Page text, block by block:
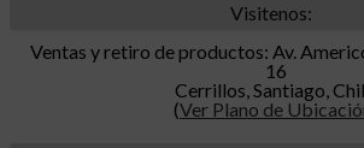
Visitenos:
Ventas y retiro de productos: Av.
16
Cerrillos, Santiago,
(Ver Plano de